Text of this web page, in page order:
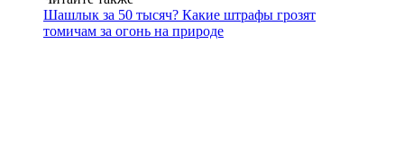
Шашлык за 50 тысяч? Какие штрафы грозят
томичам за огонь на природе